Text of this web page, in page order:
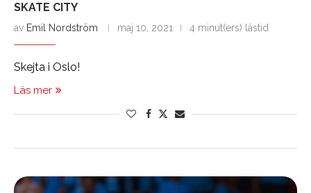
SKATE CITY
av Emil Nordström maj 10, 2021 4 minut(ers) lästid
Skejta i Oslo!
Läs mer